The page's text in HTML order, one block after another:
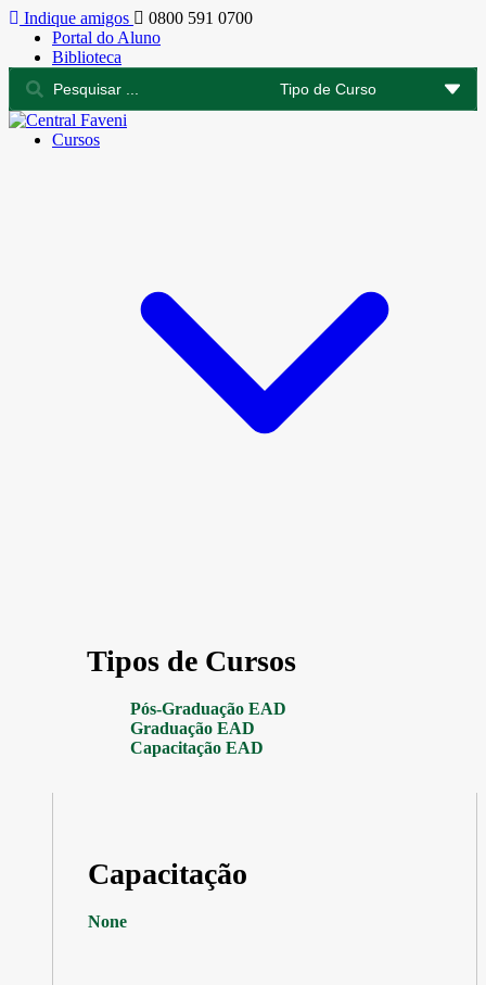
Indique amigos
0800 591 0700
Portal do Aluno
Biblioteca
Cursos
Tipos de Cursos
Pós-Graduação EAD
Graduação EAD
Capacitação EAD
Capacitação
None